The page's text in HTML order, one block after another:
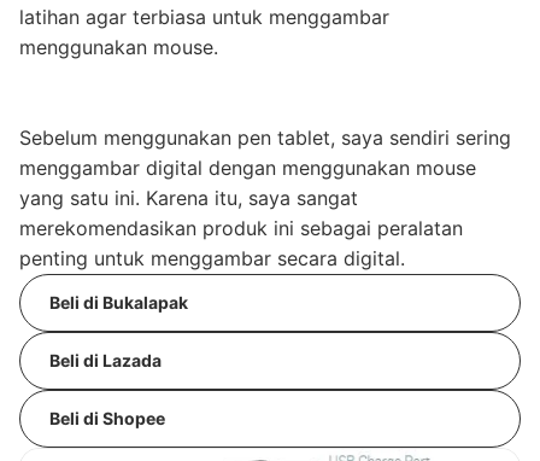
latihan agar terbiasa untuk menggambar
menggunakan mouse.
Sebelum menggunakan pen tablet, saya sendiri sering
menggambar digital dengan menggunakan mouse
yang satu ini. Karena itu, saya sangat
merekomendasikan produk ini sebagai peralatan
penting untuk menggambar secara digital.
Beli di Bukalapak
Beli di Lazada
Beli di Shopee